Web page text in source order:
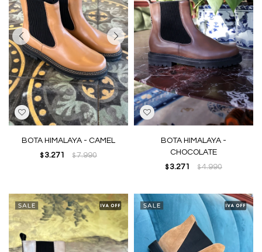
BOTA HIMALAYA - CAMEL
$ 3.271 $7.990
BOTA HIMALAYA -
CHOCOLATE
$ 3.271 $4.990